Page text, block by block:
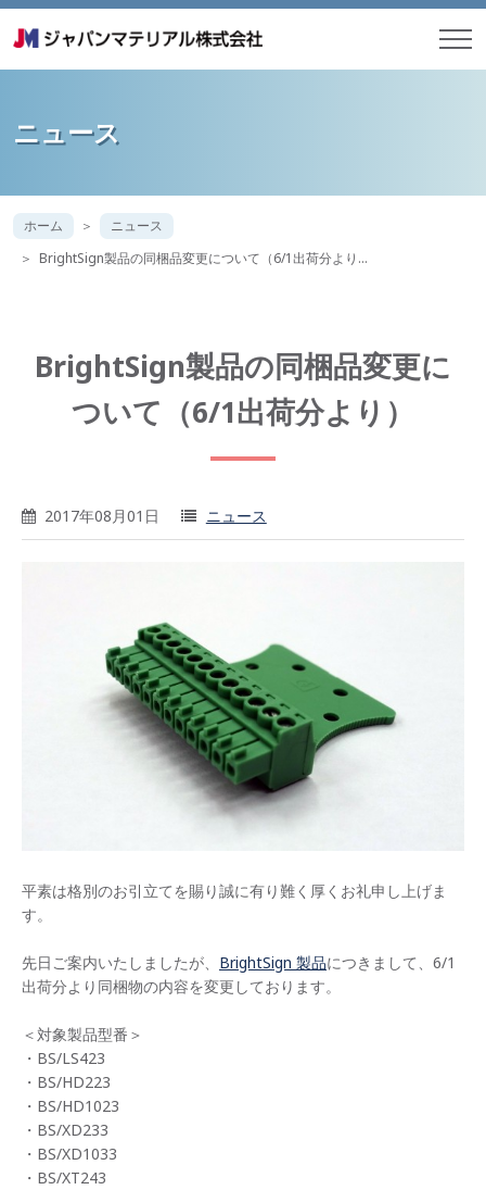
ニュース
ホーム
ニュース
BrightSign製品の同梱品変更について（6/1出荷分より…
BrightSign製品の同梱品変更に
ついて（6/1出荷分より）
2017年08月01日 ニュース
平素は格別のお引立てを賜り誠に有り難く厚くお礼申し上げま
す。
先日ご案内いたしましたが、 BrightSign 製品につきまして、6/1
出荷分より同梱物の内容を変更しております。
＜対象製品型番＞
・BS/LS423
・BS/HD223
・BS/HD1023
・BS/XD233
・BS/XD1033
・BS/XT243